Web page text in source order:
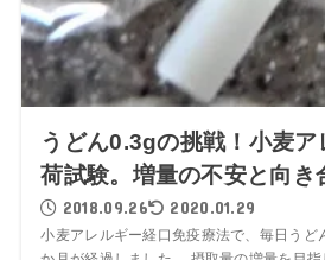
うどん0.3gの挑戦！小麦ア
荷試験。増量の不安と向き
2018.09.26 2020.01.29
小麦アレルギー経口免疫療法で、毎日うど